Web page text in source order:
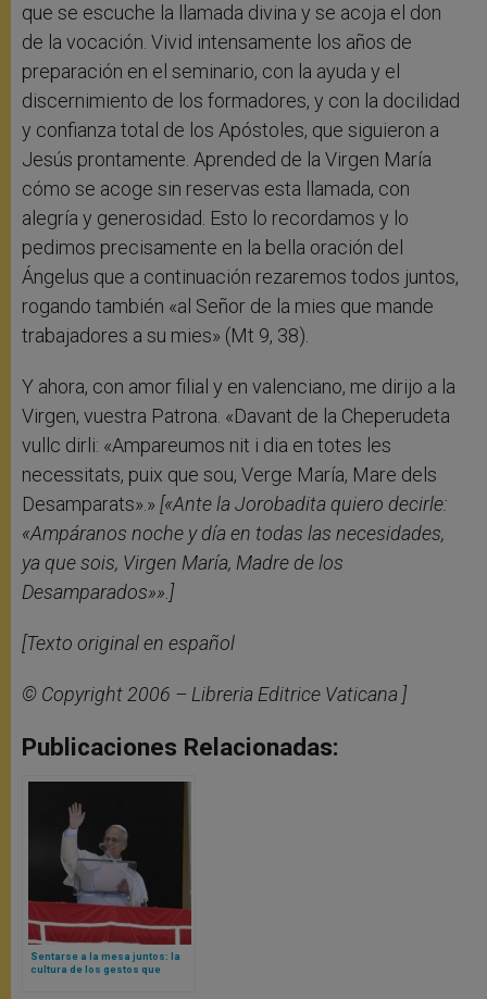
que se escuche la llamada divina y se acoja el don
de la vocación. Vivid intensamente los años de
preparación en el seminario, con la ayuda y el
discernimiento de los formadores, y con la docilidad
y confianza total de los Apóstoles, que siguieron a
Jesús prontamente. Aprended de la Virgen María
cómo se acoge sin reservas esta llamada, con
alegría y generosidad. Esto lo recordamos y lo
pedimos precisamente en la bella oración del
Ángelus que a continuación rezaremos todos juntos,
rogando también «al Señor de la mies que mande
trabajadores a su mies» (Mt 9, 38).
Y ahora, con amor filial y en valenciano, me dirijo a la
Virgen, vuestra Patrona. «Davant de la Cheperudeta
vullc dirli: «Ampareumos nit i dia en totes les
necessitats, puix que sou, Verge María, Mare dels
Desamparats».» [«Ante la Jorobadita quiero decirle:
«Ampáranos noche y día en todas las necesidades,
ya que sois, Virgen María, Madre de los
Desamparados»».]
[Texto original en español
© Copyright 2006 – Libreria Editrice Vaticana ]
Publicaciones Relacionadas:
Sentarse a la mesa juntos: la
cultura de los gestos que